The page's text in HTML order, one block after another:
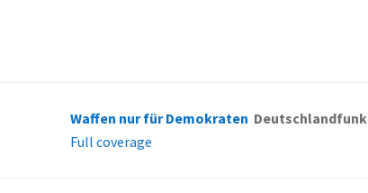
Waffen nur für Demokraten Deutschlandfunk
Full coverage